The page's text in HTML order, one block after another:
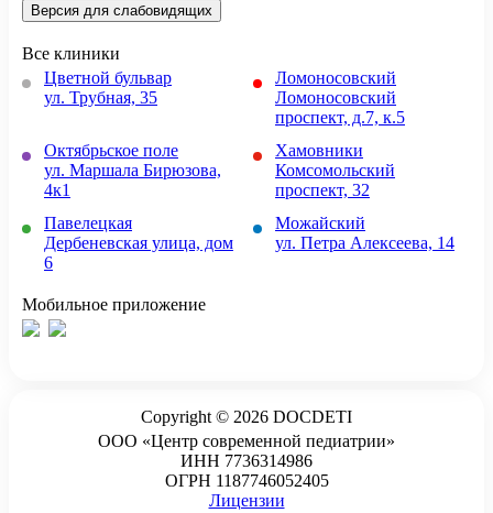
Версия для слабовидящих
Все клиники
Цветной бульвар
ул. Трубная, 35
Ломоносовский
Ломоносовский
проспект, д.7, к.5
Октябрьское поле
ул. Маршала Бирюзова,
4к1
Хамовники
Комсомольский
проспект, 32
Павелецкая
Дербеневская улица, дом
6
Можайский
ул. Петра Алексеева, 14
Мобильное приложение
Copyright © 2026 DOCDETI
ООО «Центр современной педиатрии»
ИНН 7736314986
ОГРН 1187746052405
Лицензии